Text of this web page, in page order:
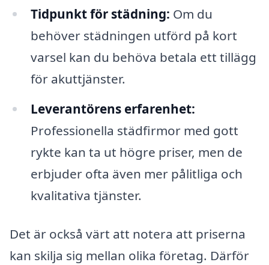
Tidpunkt för städning: Om du
behöver städningen utförd på kort
varsel kan du behöva betala ett tillägg
för akuttjänster.
Leverantörens erfarenhet:
Professionella städfirmor med gott
rykte kan ta ut högre priser, men de
erbjuder ofta även mer pålitliga och
kvalitativa tjänster.
Det är också värt att notera att priserna
kan skilja sig mellan olika företag. Därför